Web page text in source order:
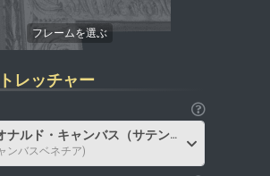
レッチャー
ナルド・キャンバス（サテン）
ンバスベネチア)